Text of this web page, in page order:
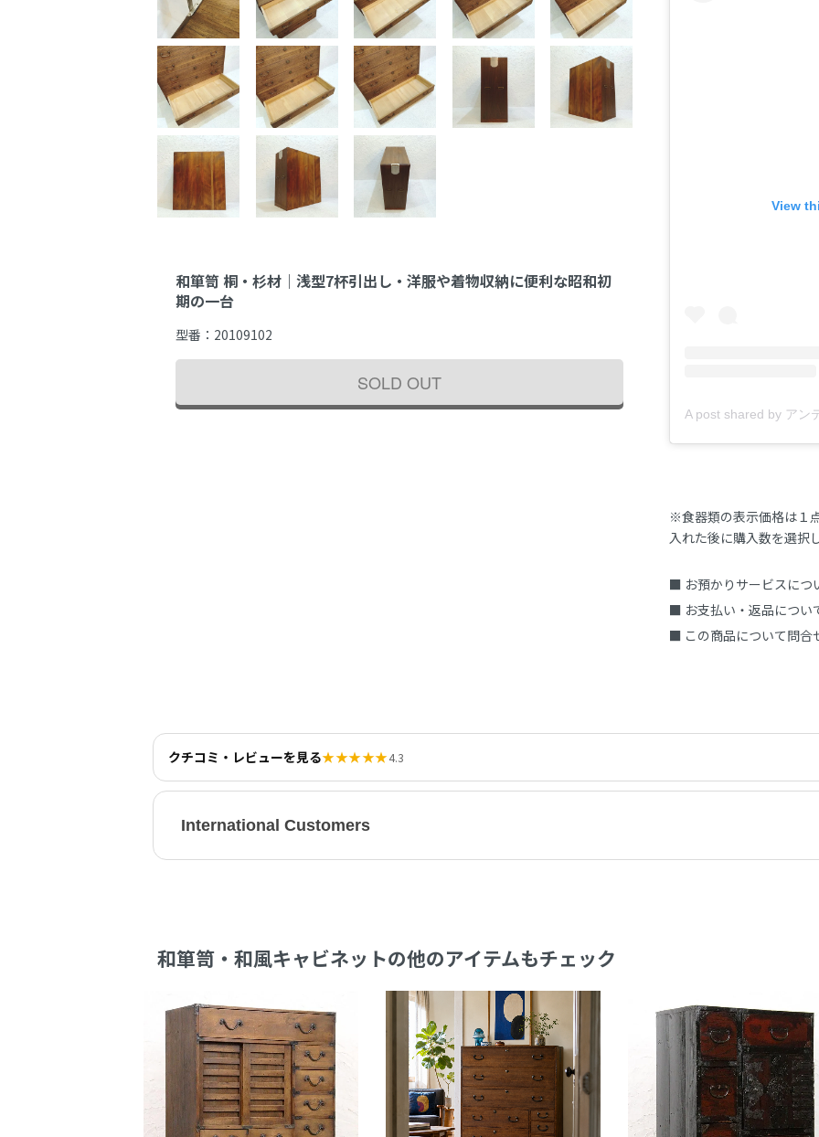
和箪笥 桐・杉材｜浅型7杯引出し・洋服や着物収納に便利な昭和初
期の一台
型番： 20109102
SOLD OUT
View
※食器類の表示価格は１
入れた後に購入数を選択
■ お預かりサービスにつ
■ お支払い・返品につい
■ この商品について問合
クチコミ・レビューを見る★★★★★4.3
International Customers
和箪笥・和風キャビネットの他のアイテムもチェック